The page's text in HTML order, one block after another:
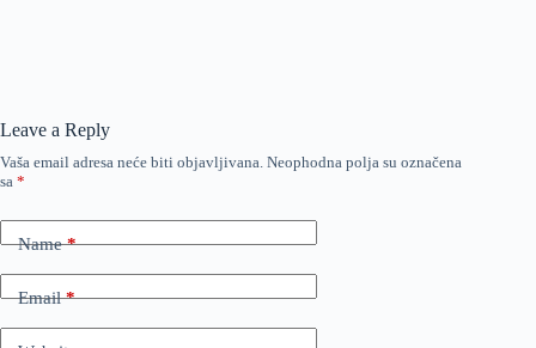
Leave a Reply
Vaša email adresa neće biti objavljivana. Neophodna polja su označena
sa *
Name*
Email*